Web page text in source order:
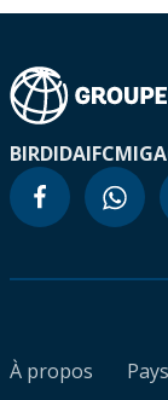
BIRDIDAIFCMIGA
À propos
Pays